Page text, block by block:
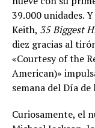
39.000 unidades.
Keith, 35 Biggest
diez gracias al
«Courtesy of the
American)»
semana del Día
Curiosamente, el